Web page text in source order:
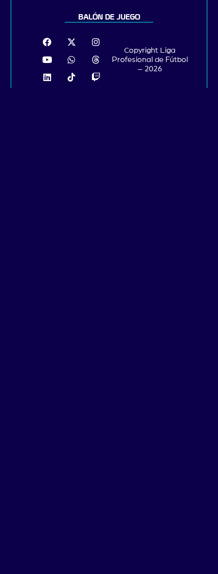
BALÓN DE JUEGO
Copyright Liga
Profesional de Fútbol
– 2026